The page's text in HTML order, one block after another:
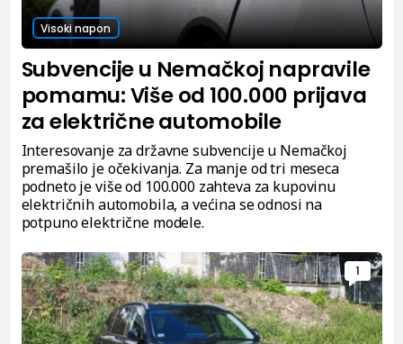
Visoki napon
Subvencije u Nemačkoj napravile
pomamu: Više od 100.000 prijava
za električne automobile
Interesovanje za državne subvencije u Nemačkoj
premašilo je očekivanja. Za manje od tri meseca
podneto je više od 100.000 zahteva za kupovinu
električnih automobila, a većina se odnosi na
potpuno električne modele.
1